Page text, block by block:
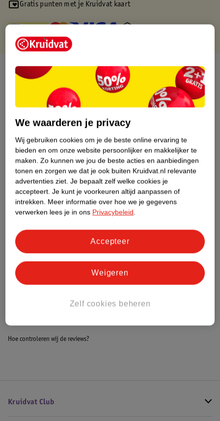
Gratis punten met je Kruidvat kaart
Over dit product
Productinformatie
Etiketinformatie
Nature Impact Score
Dit product heeft (nog) geen Nature
Impact Score.
Meer informatie
Aanvullende informatie
Hoe controleren wij de reviews?
Kruidvat Club
We waarderen je privacy
Wij gebruiken cookies om je de beste online ervaring te
bieden en om onze website persoonlijker en makkelijker te
maken. Zo kunnen we jou de beste acties en aanbiedingen
tonen en zorgen we dat je ook buiten Kruidvat.nl relevante
advertenties ziet. Je bepaalt zelf welke cookies je
accepteert. Je kunt je voorkeuren altijd aanpassen of
intrekken. Meer informatie over hoe we je gegevens
verwerken lees je in ons Privacybeleid.
Zelf cookies beheren
Weigeren
Accepteer